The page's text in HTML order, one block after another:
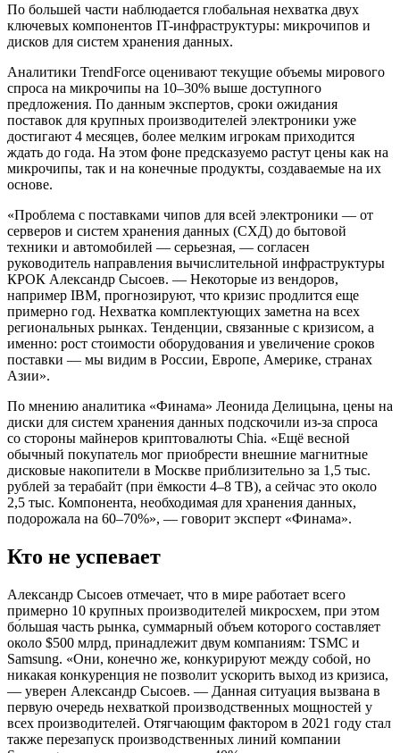
По большей части наблюдается глобальная нехватка двух
ключевых компонентов IT-инфраструктуры: микрочипов и
дисков для систем хранения данных.
Аналитики TrendForce оценивают текущие объемы мирового
спроса на микрочипы на 10–30% выше доступного
предложения. По данным экспертов, сроки ожидания
поставок для крупных производителей электроники уже
достигают 4 месяцев, более мелким игрокам приходится
ждать до года. На этом фоне предсказуемо растут цены как на
микрочипы, так и на конечные продукты, создаваемые на их
основе.
«Проблема с поставками чипов для всей электроники — от
серверов и систем хранения данных (СХД) до бытовой
техники и автомобилей — серьезная, — согласен
руководитель направления вычислительной инфраструктуры
КРОК Александр Сысоев. — Некоторые из вендоров,
например IBM, прогнозируют, что кризис продлится еще
примерно год. Нехватка комплектующих заметна на всех
региональных рынках. Тенденции, связанные с кризисом, а
именно: рост стоимости оборудования и увеличение сроков
поставки — мы видим в России, Европе, Америке, странах
Азии».
По мнению аналитика «Финама» Леонида Делицына, цены на
диски для систем хранения данных подскочили из-за спроса
со стороны майнеров криптовалюты Chia. «Ещё весной
обычный покупатель мог приобрести внешние магнитные
дисковые накопители в Москве приблизительно за 1,5 тыс.
рублей за терабайт (при ёмкости 4–8 TB), а сейчас это около
2,5 тыс. Компонента, необходимая для хранения данных,
подорожала на 60–70%», — говорит эксперт «Финама».
Кто не успевает
Александр Сысоев отмечает, что в мире работает всего
примерно 10 крупных производителей микросхем, при этом
бо́льшая часть рынка, суммарный объем которого составляет
около $500 млрд, принадлежит двум компаниям: TSMC и
Samsung. «Они, конечно же, конкурируют между собой, но
никакая конкуренция не позволит ускорить выход из кризиса,
— уверен Александр Сысоев. — Данная ситуация вызвана в
первую очередь нехваткой производственных мощностей у
всех производителей. Отягчающим фактором в 2021 году стал
также перезапуск производственных линий компании